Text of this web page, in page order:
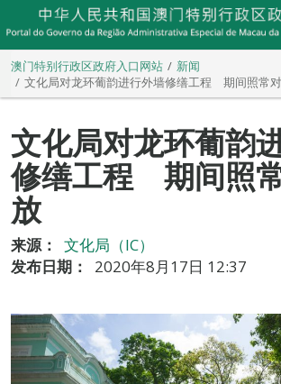
澳门特别行政区政府入口网站
新闻
文化局对龙环葡韵进行外墙修缮工程 期间照常
文化局对龙环葡韵
修缮工程 期间照
放
来源：
文化局（IC）
发布日期：
2020年8月17日 12:37